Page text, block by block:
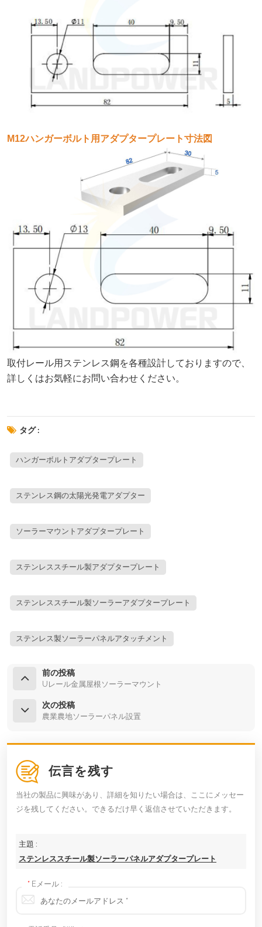
M12ハンガーボルト用アダプタープレート寸法図
取付レール用ステンレス鋼を各種設計しておりますので、
詳しくはお気軽にお問い合わせください。
タグ :
ハンガーボルトアダプタープレート
ステンレス鋼の太陽光発電アダプター
ソーラーマウントアダプタープレート
ステンレススチール製アダプタープレート
ステンレススチール製ソーラーアダプタープレート
ステンレス製ソーラーパネルアタッチメント
前の投稿
Uレール金属屋根ソーラーマウント
次の投稿
農業農地ソーラーパネル設置
伝言を残す
当社の製品に興味があり、詳細を知りたい場合は、ここにメッセー
ジを残してください。できるだけ早く返信させていただきます。
主題 :
ステンレススチール製ソーラーパネルアダプタープレート
* Eメール :